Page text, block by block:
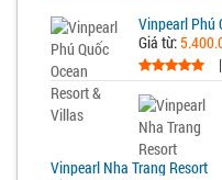
Vinpearl Phú
Giá từ:
|
Vinpearl Nha Trang Resort